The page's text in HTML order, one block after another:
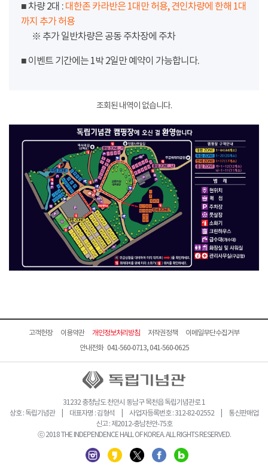
■ 차량 2대 : 대한존 카라반은 1대만 허용, 견인차량에 한해 1대
까지 추가 허용
※ 추가 일반차량은 공동 주차장에 주차
■ 이벤트 기간에는 1박 2일만 예약이 가능합니다.
조회된 내역이 없습니다.
고객헌장 이용약관 개인정보처리방침 저작권정책
이메일무단수집거부
안내전화 041-560-0713, 041-560-0625
31232 충청남도 천안시 동남구 목천읍 독립기념관로 1
상호 : 독립기념관 | 대표자명 : 김형석 | 사업자등록번호 : 312-82-02552 | 통신판매업
신고 : 제2012-충남천안-75호
ⓒ 2018 THE INDEPENDENCE HALL OF KOREA. ALL RIGHTS RESERVED.